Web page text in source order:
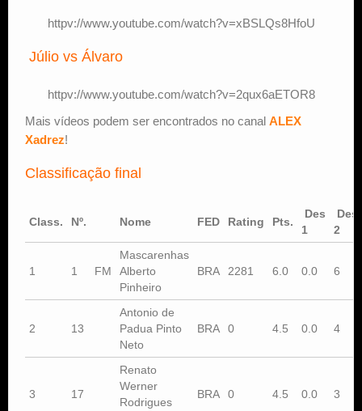
httpv://www.youtube.com/watch?v=xBSLQs8HfoU
Júlio vs Álvaro
httpv://www.youtube.com/watch?v=2qux6aETOR8
Mais vídeos podem ser encontrados no canal ALEX
Xadrez!
Classificação final
Class. Nº. Nome FED Rating Pts.
Des
1
Des
2
1 1 FM
Mascarenhas
Alberto
Pinheiro
BRA 2281 6.0 0.0 6
2 13
Antonio de
Padua Pinto
Neto
BRA 0 4.5 0.0 4
3 17
Renato
Werner
Rodrigues
BRA 0 4.5 0.0 3